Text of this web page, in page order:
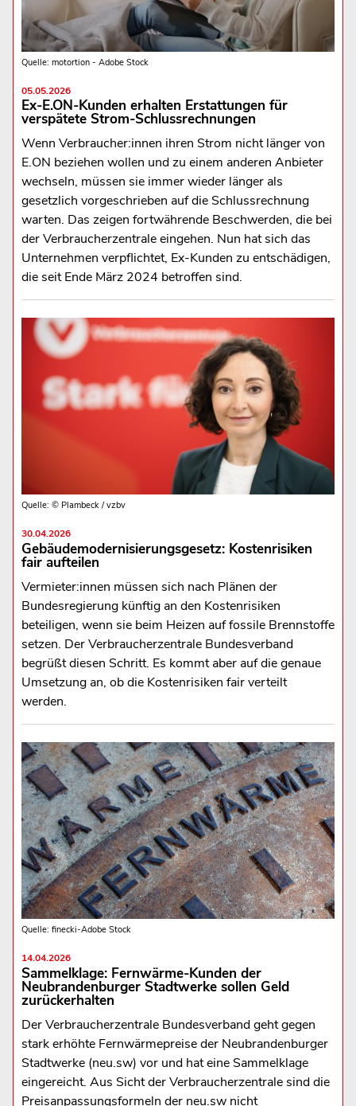
Quelle: motortion - Adobe Stock
05.05.2026
Ex-E.ON-Kunden erhalten Erstattungen für
verspätete Strom-Schlussrechnungen
Wenn Verbraucher:innen ihren Strom nicht länger von
E.ON beziehen wollen und zu einem anderen Anbieter
wechseln, müssen sie immer wieder länger als
gesetzlich vorgeschrieben auf die Schlussrechnung
warten. Das zeigen fortwährende Beschwerden, die bei
der Verbraucherzentrale eingehen. Nun hat sich das
Unternehmen verpflichtet, Ex-Kunden zu entschädigen,
die seit Ende März 2024 betroffen sind.
Quelle: © Plambeck / vzbv
30.04.2026
Gebäudemodernisierungsgesetz: Kostenrisiken
fair aufteilen
Vermieter:innen müssen sich nach Plänen der
Bundesregierung künftig an den Kostenrisiken
beteiligen, wenn sie beim Heizen auf fossile Brennstoffe
setzen. Der Verbraucherzentrale Bundesverband
begrüßt diesen Schritt. Es kommt aber auf die genaue
Umsetzung an, ob die Kostenrisiken fair verteilt
werden.
Quelle: finecki-Adobe Stock
14.04.2026
Sammelklage: Fernwärme-Kunden der
Neubrandenburger Stadtwerke sollen Geld
zurückerhalten
Der Verbraucherzentrale Bundesverband geht gegen
stark erhöhte Fernwärmepreise der Neubrandenburger
Stadtwerke (neu.sw) vor und hat eine Sammelklage
eingereicht. Aus Sicht der Verbraucherzentrale sind die
Preisanpassungsformeln der neu.sw nicht